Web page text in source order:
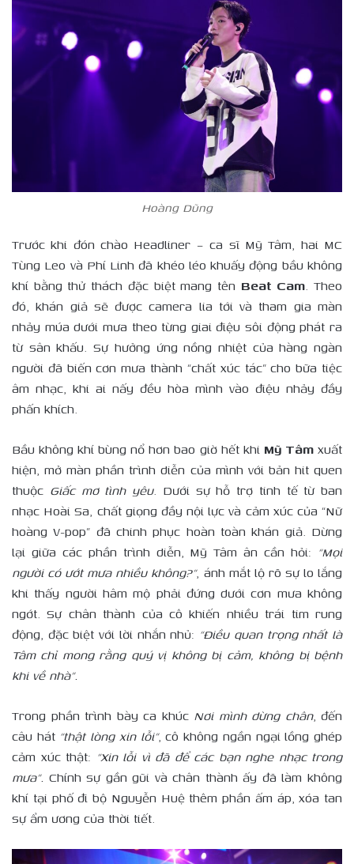
Hoàng Dũng
Trước khi đón chào Headliner – ca sĩ Mỹ Tâm, hai MC
Tùng Leo và Phí Linh đã khéo léo khuấy động bầu không
khí bằng thử thách đặc biệt mang tên Beat Cam. Theo
đó, khán giả sẽ được camera lia tới và tham gia màn
nhảy múa dưới mưa theo từng giai điệu sôi động phát ra
từ sân khấu. Sự hưởng ứng nồng nhiệt của hàng ngàn
người đã biến cơn mưa thành “chất xúc tác” cho bữa tiệc
âm nhạc, khi ai nấy đều hòa mình vào điệu nhảy đầy
phấn khích.
Bầu không khí bùng nổ hơn bao giờ hết khi Mỹ Tâmxuất
hiện, mở màn phần trình diễn của mình với bản hit quen
thuộc Giấc mơ tình yêu. Dưới sự hỗ trợ tinh tế từ ban
nhạc Hoài Sa, chất giọng đầy nội lực và cảm xúc của “Nữ
hoàng V-pop” đã chinh phục hoàn toàn khán giả. Dừng
lại giữa các phần trình diễn, Mỹ Tâm ân cần hỏi: “Mọi
người có ướt mưa nhiều không?”, ánh mắt lộ rõ sự lo lắng
khi thấy người hâm mộ phải đứng dưới cơn mưa không
ngớt. Sự chân thành của cô khiến nhiều trái tim rung
động, đặc biệt với lời nhắn nhủ: “Điều quan trọng nhất là
Tâm chỉ mong rằng quý vị không bị cảm, không bị bệnh
khi về nhà”.
Trong phần trình bày ca khúc Nơi mình dừng chân, đến
câu hát “thật lòng xin lỗi”, cô không ngần ngại lồng ghép
cảm xúc thật: “Xin lỗi vì đã để các bạn nghe nhạc trong
mưa”. Chính sự gần gũi và chân thành ấy đã làm không
khí tại phố đi bộ Nguyễn Huệ thêm phần ấm áp, xóa tan
sự ẩm ương của thời tiết.